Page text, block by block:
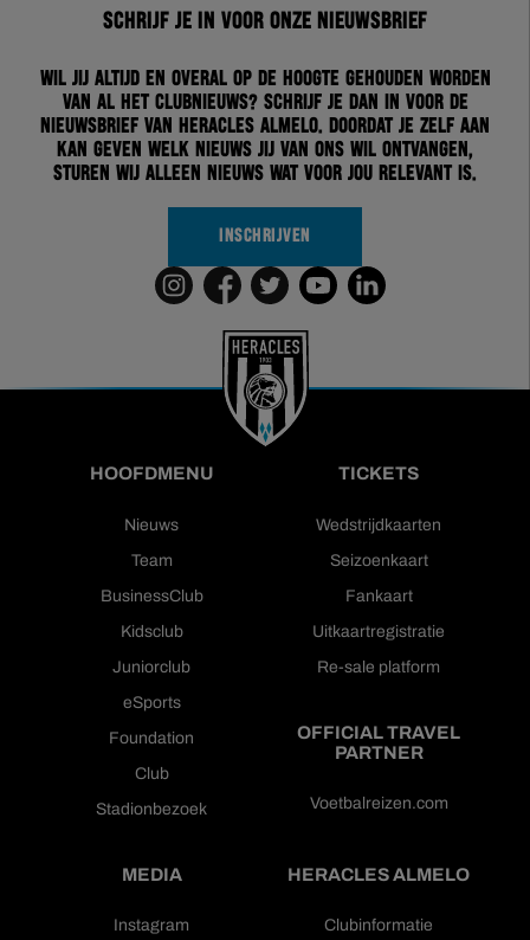
Schrijf je in voor onze nieuwsbrief
Wil jij altijd en overal op de hoogte gehouden worden
van al het clubnieuws? Schrijf je dan in voor de
nieuwsbrief van Heracles Almelo. Doordat je zelf aan
kan geven welk nieuws jij van ons wil ontvangen,
sturen wij alleen nieuws wat voor jou relevant is.
INSCHRIJVEN
HOOFDMENU
Nieuws
Team
BusinessClub
Kidsclub
Juniorclub
eSports
Foundation
Club
Stadionbezoek
TICKETS
Wedstrijdkaarten
Seizoenkaart
Fankaart
Uitkaartregistratie
Re-sale platform
OFFICIAL TRAVEL
PARTNER
Voetbalreizen.com
MEDIA
Instagram
HERACLES ALMELO
Clubinformatie